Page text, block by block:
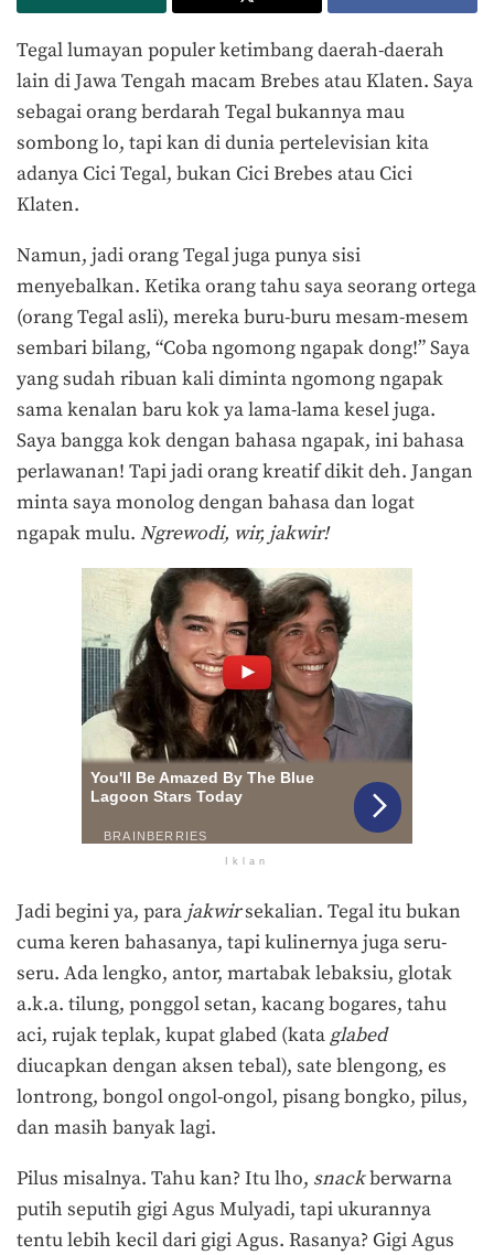
Tegal lumayan populer ketimbang daerah-daerah
lain di Jawa Tengah macam Brebes atau Klaten. Saya
sebagai orang berdarah Tegal bukannya mau
sombong lo, tapi kan di dunia pertelevisian kita
adanya Cici Tegal, bukan Cici Brebes atau Cici
Klaten.
Namun, jadi orang Tegal juga punya sisi
menyebalkan. Ketika orang tahu saya seorang ortega
(orang Tegal asli), mereka buru-buru mesam-mesem
sembari bilang, “Coba ngomong ngapak dong!” Saya
yang sudah ribuan kali diminta ngomong ngapak
sama kenalan baru kok ya lama-lama kesel juga.
Saya bangga kok dengan bahasa ngapak, ini bahasa
perlawanan! Tapi jadi orang kreatif dikit deh. Jangan
minta saya monolog dengan bahasa dan logat
ngapak mulu. Ngrewodi, wir, jakwir!
Iklan
Jadi begini ya, para jakwirsekalian. Tegal itu bukan
cuma keren bahasanya, tapi kulinernya juga seru-
seru. Ada lengko, antor, martabak lebaksiu, glotak
a.k.a. tilung, ponggol setan, kacang bogares, tahu
aci, rujak teplak, kupat glabed (kata glabed
diucapkan dengan aksen tebal), sate blengong, es
lontrong, bongol ongol-ongol, pisang bongko, pilus,
dan masih banyak lagi.
Pilus misalnya. Tahu kan? Itu lho, snackberwarna
putih seputih gigi Agus Mulyadi, tapi ukurannya
tentu lebih kecil dari gigi Agus. Rasanya? Gigi Agus